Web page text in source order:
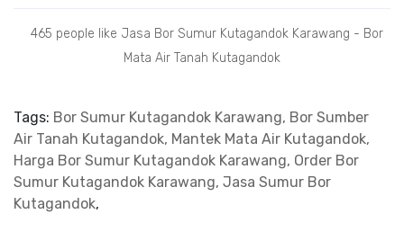
465 people like Jasa Bor Sumur Kutagandok Karawang - Bor
Mata Air Tanah Kutagandok
Tags: Bor Sumur Kutagandok Karawang, Bor Sumber
Air Tanah Kutagandok, Mantek Mata Air Kutagandok,
Harga Bor Sumur Kutagandok Karawang, Order Bor
Sumur Kutagandok Karawang, Jasa Sumur Bor
Kutagandok,